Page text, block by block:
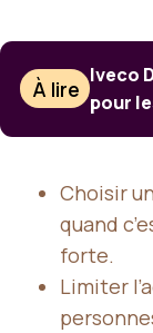
À lire
Iveco
pour
Choisir un
quand
forte.
Limiter